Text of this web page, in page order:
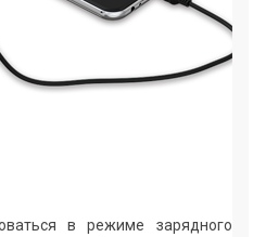
в режиме зарядного